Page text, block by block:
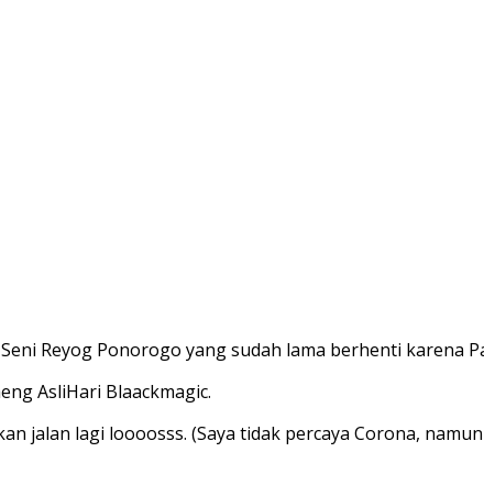
Reyog Ponorogo yang sudah lama berhenti karena
AsliHari Blaackmagic.
jalan lagi loooosss. (Saya tidak percaya Corona,